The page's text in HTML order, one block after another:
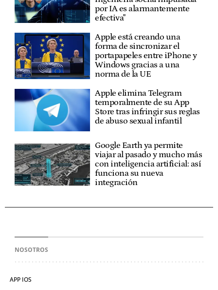
por IA es alarmantemente
efectiva"
Apple está creando una
forma de sincronizar el
portapapeles entre iPhone y
Windows gracias a una
norma de la UE
Apple elimina Telegram
temporalmente de su App
Store tras infringir sus reglas
de abuso sexual infantil
Google Earth ya permite
viajar al pasado y mucho más
con inteligencia artificial: así
funciona su nueva
integración
NOSOTROS
APP IOS